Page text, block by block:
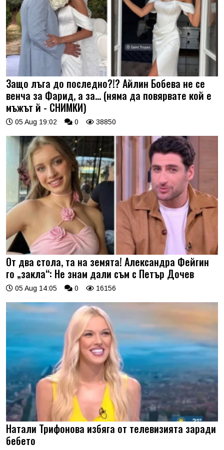
Защо лъга до последно?!? Айлин Бобева не се
венча за Фарид, а за... (няма да повярвате кой е
мъжът й - СНИМКИ)
05 Aug 19:02 0 38850
От два стола, та на земята! Александра Фейгин
го „закла“: Не знам дали съм с Петър Дочев
05 Aug 14:05 0 16156
Натали Трифонова избяга от телевизията заради
бебето